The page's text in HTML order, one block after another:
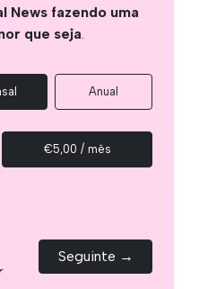
News fazendo uma
que seja.
Anual
€5,00 / mês
Seguinte →